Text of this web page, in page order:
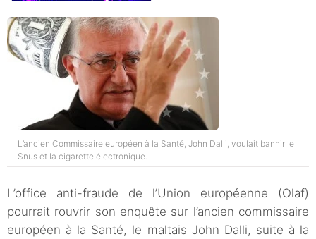
L’ancien Commissaire européen à la Santé, John Dalli, voulait bannir le
Snus et la cigarette électronique.
L’office anti-fraude de l’Union européenne (Olaf)
pourrait rouvrir son enquête sur l’ancien commissaire
européen à la Santé, le maltais John Dalli, suite à la